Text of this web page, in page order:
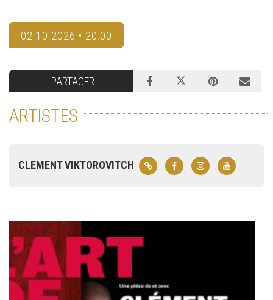
02.10.2026 • 20:00
PARTAGER
ARTISTES
CLEMENT VIKTOROVITCH